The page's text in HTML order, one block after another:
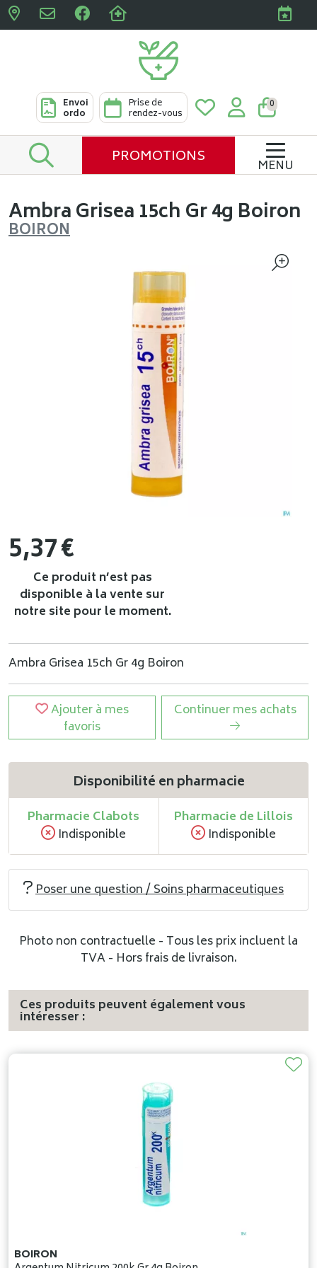
Pharmacies Clabots &
Envoi
ordo
Prise de
rendez-vous
0
PROMOTIONS MENU
Ambra Grisea 15ch Gr 4g Boiron
BOIRON
5,37€
Ce produit n’est pas
disponible à la vente sur
notre site pour le moment.
Ambra Grisea 15ch Gr 4g Boiron
Ajouter à mes
favoris
Continuer mes achats
Disponibilité en pharmacie
Pharmacie Clabots
Indisponible
Pharmacie de Lillois
Indisponible
Poser une question / Soins pharmaceutiques
Photo non contractuelle - Tous les prix incluent la
TVA - Hors frais de livraison.
Ces produits peuvent également vous
intéresser :
BOIRON